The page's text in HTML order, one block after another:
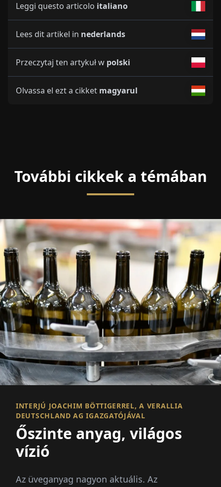
Leggi questo articolo italiano
Lees dit artikel in nederlands
Przeczytaj ten artykuł w polski
Olvassa el ezt a cikket magyarul
További cikkek a témában
INTERJÚ JOACHIM BÖTTIGERREL, A VERALLIA
DEUTSCHLAND AG IGAZGATÓJÁVAL
Őszinte anyag, világos
vízió
Az üveganyag nagyon aktuális. Az